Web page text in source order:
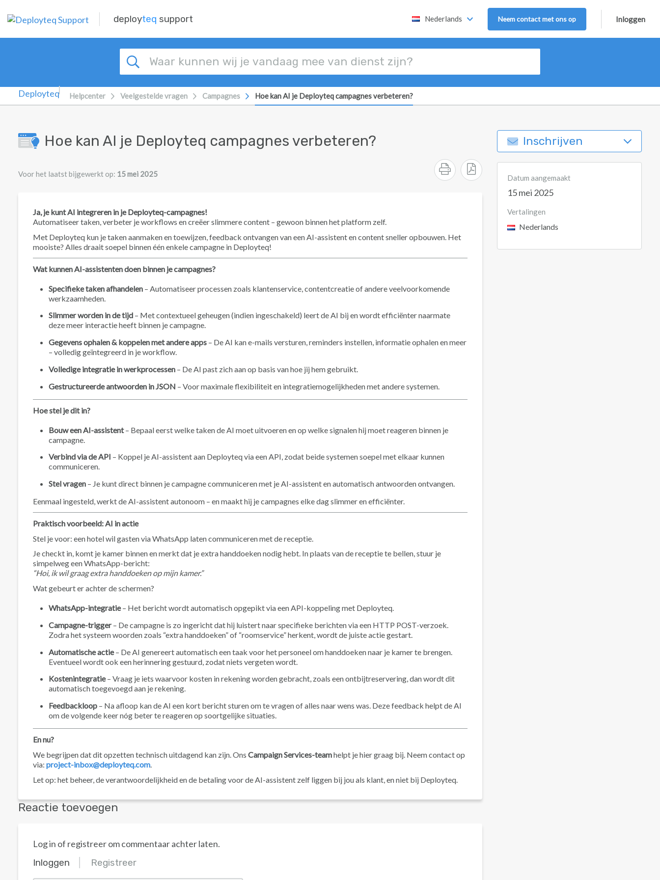
deployteq support Nederlands Neem contact met ons op Inloggen
Helpcenter Veelgestelde vragen Campagnes Hoe kan AI je Deployteq campagnes verbeteren?
Hoe kan AI je Deployteq campagnes verbeteren?
Voor het laatst bijgewerkt op: 15 mei 2025
Ja, je kunt AI integreren in je Deployteq-campagnes!
Automatiseer taken, verbeter je workflows en creëer slimmere content – gewoon binnen het platform zelf.
Met Deployteq kun je taken aanmaken en toewijzen, feedback ontvangen van een AI-assistent en content sneller opbouwen. Het
mooiste? Alles draait soepel binnen één enkele campagne in Deployteq!
Wat kunnen AI-assistenten doen binnen je campagnes?
Specifieke taken afhandelen – Automatiseer processen zoals klantenservice, contentcreatie of andere veelvoorkomende
werkzaamheden.
Slimmer worden in de tijd – Met contextueel geheugen (indien ingeschakeld) leert de AI bij en wordt efficiënter naarmate
deze meer interactie heeft binnen je campagne.
Gegevens ophalen & koppelen met andere apps – De AI kan e-mails versturen, reminders instellen, informatie ophalen en meer
– volledig geïntegreerd in je workflow.
Volledige integratie in werkprocessen – De AI past zich aan op basis van hoe jij hem gebruikt.
Gestructureerde antwoorden in JSON – Voor maximale flexibiliteit en integratiemogelijkheden met andere systemen.
Hoe stel je dit in?
Bouw een AI-assistent– Bepaal eerst welke taken de AI moet uitvoeren en op welke signalen hij moet reageren binnen je
campagne.
Verbind via de API – Koppel je AI-assistent aan Deployteq via een API, zodat beide systemen soepel met elkaar kunnen
communiceren.
Stel vragen – Je kunt direct binnen je campagne communiceren met je AI-assistent en automatisch antwoorden ontvangen.
Eenmaal ingesteld, werkt de AI-assistent autonoom – en maakt hij je campagnes elke dag slimmer en efficiënter.
Praktisch voorbeeld: AI in actie
Stel je voor: een hotel wil gasten via WhatsApp laten communiceren met de receptie.
Je checkt in, komt je kamer binnen en merkt dat je extra handdoeken nodig hebt. In plaats van de receptie te bellen, stuur je
simpelweg een WhatsApp-bericht:
“Hoi, ik wil graag extra handdoeken op mijn kamer.”
Wat gebeurt er achter de schermen?
WhatsApp-integratie– Het bericht wordt automatisch opgepikt via een API-koppeling met Deployteq.
Campagne-trigger– De campagne is zo ingericht dat hij luistert naar specifieke berichten via een HTTP POST-verzoek.
Zodra het systeem woorden zoals “extra handdoeken” of “roomservice” herkent, wordt de juiste actie gestart.
Automatische actie– De AI genereert automatisch een taak voor het personeel om handdoeken naar je kamer te brengen.
Eventueel wordt ook een herinnering gestuurd, zodat niets vergeten wordt.
Kostenintegratie– Vraag je iets waarvoor kosten in rekening worden gebracht, zoals een ontbijtreservering, dan wordt dit
automatisch toegevoegd aan je rekening.
Feedbackloop – Na afloop kan de AI een kort bericht sturen om te vragen of alles naar wens was. Deze feedback helpt de AI
om de volgende keer nóg beter te reageren op soortgelijke situaties.
En nu?
We begrijpen dat dit opzetten technisch uitdagend kan zijn. Ons Campaign Services-teamhelpt je hier graag bij. Neem contact op
via: project-inbox@deployteq.com
Let op: het beheer, de verantwoordelijkheid en de betaling voor de AI-assistent zelf liggen bij jou als klant, en niet bij Deployteq.
Reactie toevoegen
Log in of registreer om commentaar achter laten.
Inloggen Registreer
Inschrijven
Datum aangemaakt
15 mei 2025
Vertalingen
Nederlands